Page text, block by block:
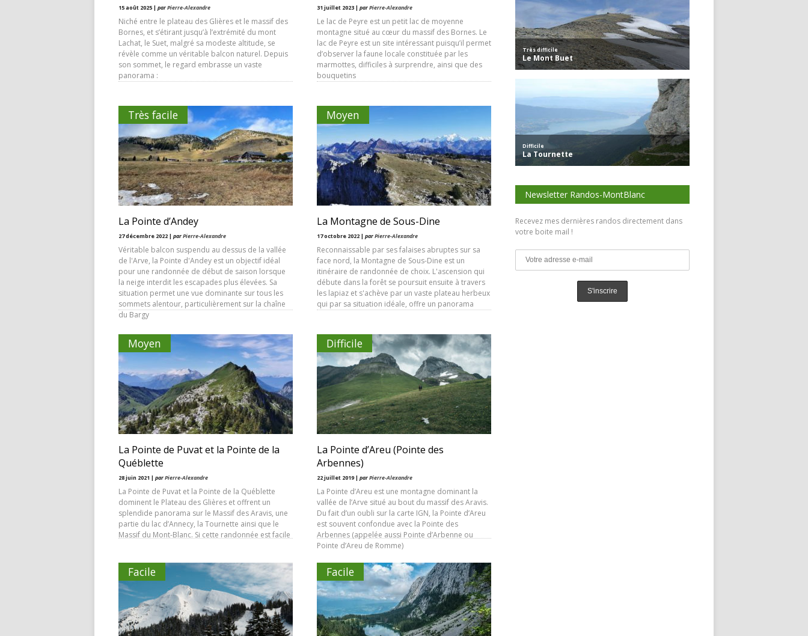
15 août 2025 | parPierre-Alexandre
Niché entre le plateau des Glières et le massif des
Bornes, et s’étirant jusqu’à l’extrémité du mont
Lachat, le Suet, malgré sa modeste altitude, se
révèle comme un véritable balcon naturel. Depuis
son sommet, le regard embrasse un vaste
panorama :
31 juillet 2023 | parPierre-Alexandre
Le lac de Peyre est un petit lac de moyenne
montagne situé au cœur du massif des Bornes. Le
lac de Peyre est un site intéressant puisqu’il permet
d’observer la faune locale constituée par les
marmottes, difficiles à surprendre, ainsi que des
bouquetins
Très facile
La Pointe d’Andey
27 décembre 2022 | parPierre-Alexandre
Véritable balcon suspendu au dessus de la vallée
de l'Arve, la Pointe d'Andey est un objectif idéal
pour une randonnée de début de saison lorsque
la neige interdit les escapades plus élevées. Sa
situation permet une vue dominante sur tous les
sommets alentour, particulièrement sur la chaîne
du Bargy
Moyen
La Montagne de Sous-Dine
17 octobre 2022 | parPierre-Alexandre
Reconnaissable par ses falaises abruptes sur sa
face nord, la Montagne de Sous-Dine est un
itinéraire de randonnée de choix. L'ascension qui
débute dans la forêt se poursuit ensuite à travers
les lapiaz et s'achève par un vaste plateau herbeux
qui par sa situation idéale, offre un panorama
Moyen
La Pointe de Puvat et la Pointe de la
Québlette
28 juin 2021 | parPierre-Alexandre
La Pointe de Puvat et la Pointe de la Québlette
dominent le Plateau des Glières et offrent un
splendide panorama sur le Massif des Aravis, une
partie du lac d’Annecy, la Tournette ainsi que le
Massif du Mont-Blanc. Si cette randonnée est facile
Difficile
La Pointe d’Areu (Pointe des
Arbennes)
22 juillet 2019 | parPierre-Alexandre
La Pointe d’Areu est une montagne dominant la
vallée de l’Arve situé au bout du massif des Aravis.
Du fait d’un oubli sur la carte IGN, la Pointe d’Areu
est souvent confondue avec la Pointe des
Arbennes (appelée aussi Pointe d’Arbenne ou
Pointe d’Areu de Romme)
Facile Facile
Newsletter Randos-MontBlanc
Recevez mes dernières randos directement dans
votre boite mail !